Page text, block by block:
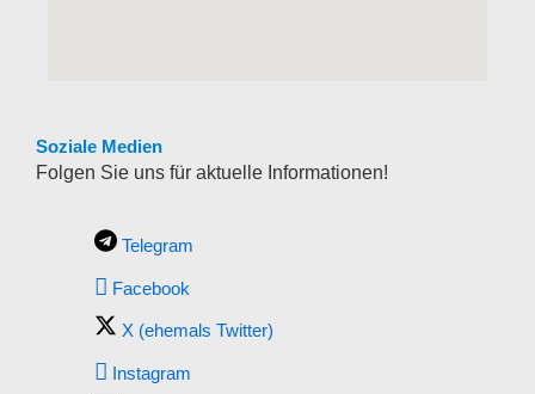
Soziale Medien
Folgen Sie uns für aktuelle Informationen!
Telegram
Facebook
X (ehemals Twitter)
Instagram